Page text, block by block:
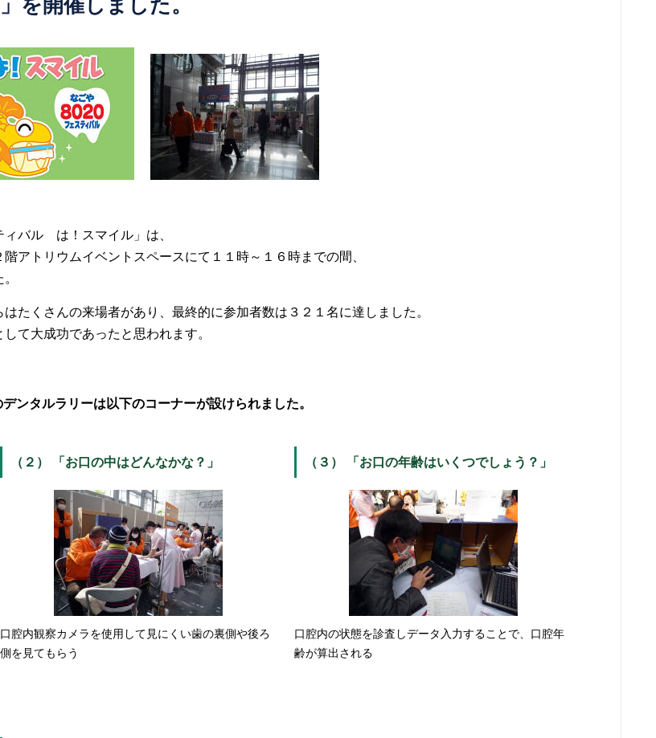
を開催しました。
ィバル は！スマイル」は、
アトリウムイベントスペースにて１１時～１６時までの間、
たくさんの来場者があり、最終的に参加者数は３２１名に達しました。
て大成功であったと思われます。
ンタルラリーは以下のコーナーが設けられました。
（２） 「お口の中はどんなかな？」
口腔内観察カメラを使用して見にくい歯の裏側や後ろ
側を見てもらう
（３） 「お口の年齢はいくつでしょう？」
口腔内の状態を診査しデータ入力することで、口腔年
齢が算出される